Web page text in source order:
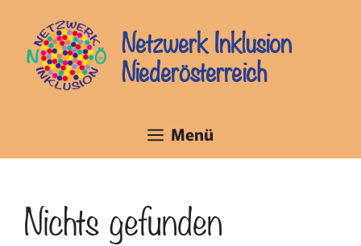
springen
Netzwerk Inklusion
Niederösterreich
Menü
Nichts gefunden